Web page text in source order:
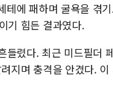
테에 패하며 굴욕을 겪
기 힘든 결과였다.
들렸다. 최근 미드필더
지며 충격을 안겼다.